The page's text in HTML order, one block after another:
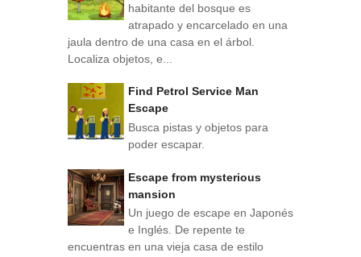
habitante del bosque es
atrapado y encarcelado en una
jaula dentro de una casa en el árbol.
Localiza objetos, e...
Find Petrol Service Man
Escape
Busca pistas y objetos para
poder escapar.
Escape from mysterious
mansion
Un juego de escape en Japonés
e Inglés. De repente te
encuentras en una vieja casa de estilo